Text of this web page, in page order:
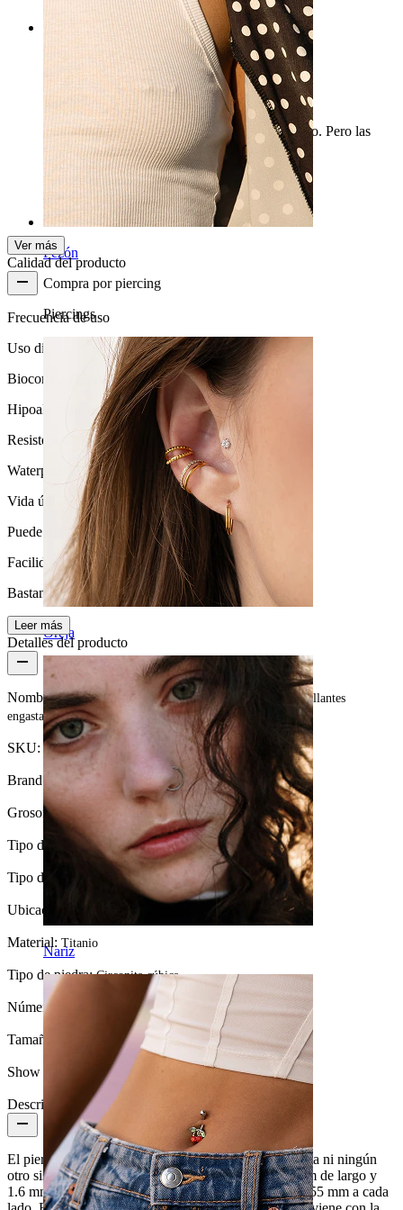
Pezón
Compra por piercing
Piercings
Oreja
Nariz
Rating
Grande
Las bolitas son muy grandes. Brillan muy bonito. Pero las
encuentro demasiado grandes para un pezón.
Compra verificada
Traducido con IA Ver original
Ver más
Calidad del producto
Frecuencia de uso
Uso diario
Biocompatibilidad
Hipoalergénica
Resistencia al agua
Waterproof
Vida útil
Puede durar toda la vida
Facilidad de uso
Bastante fácil
Leer más
Detalles del producto
Nombre:Piercing para el pezón de titanio sin rosca con brillantes
engastados
SKU:Nipple-100
Brand: Bodymod Premium
Grosor de barra:
Tipo de cierre:Push-in
Tipo de joya:
Ubicación:
Material: Titanio
Tipo de piedra:Circonita cúbica
Número de unidades:
Tamaño de la bola: 6 mm
Show pair option:Sí
Descripción
El piercing para el pezón que ves aquí no tiene ni rosca ni ningún
otro sistema de cierre. Consiste en una barra de 14 mm de largo y
1.6 mm de grosor que tiene un pequeño agujero de 0.55 mm a cada